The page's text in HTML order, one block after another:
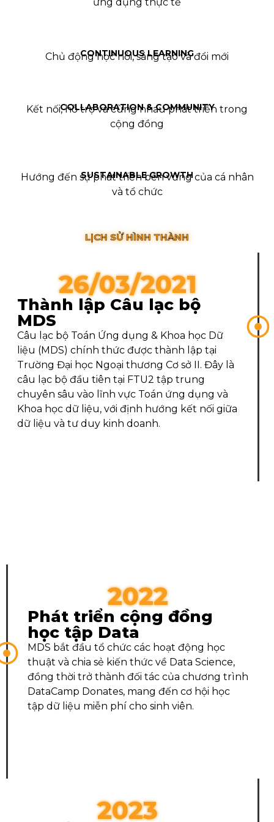
ứng dụng thực tế
CONTINUOUS LEARNING
Chủ động học hỏi, sáng tạo và đổi mới
COLLABORATION & COMMUNITY
Kết nối, hỗ trợ và cùng nhau phát triển trong
cộng đồng
SUSTAINABLE GROWTH
Hướng đến sự phát triển bền vững của cá nhân
và tổ chức
LỊCH SỬ HÌNH THÀNH
26/03/2021
Thành lập Câu lạc bộ
MDS
Câu lạc bộ Toán Ứng dụng & Khoa học Dữ
liệu (MDS) chính thức được thành lập tại
Trường Đại học Ngoại thương Cơ sở II. Đây là
câu lạc bộ đầu tiên tại FTU2 tập trung
chuyên sâu vào lĩnh vực Toán ứng dụng và
Khoa học dữ liệu, với định hướng kết nối giữa
dữ liệu và tư duy kinh doanh.
2022
Phát triển cộng đồng
học tập Data
MDS bắt đầu tổ chức các hoạt động học
thuật và chia sẻ kiến thức về Data Science,
đồng thời trở thành đối tác của chương trình
DataCamp Donates, mang đến cơ hội học
tập dữ liệu miễn phí cho sinh viên.
2023